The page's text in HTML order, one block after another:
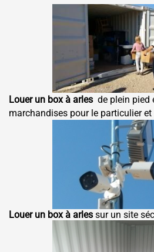
Louer un box à arles de plein pied
marchandises pour le particulier
Louer un box à arles sur un site